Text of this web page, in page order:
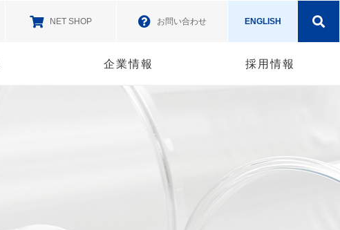
NET SHOP お問い合わせ ENGLISH
企業情報 採用情報